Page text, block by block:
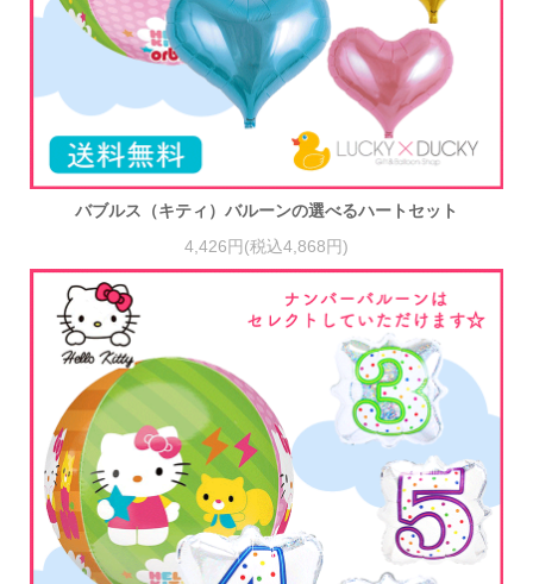
バブルス（キティ）バルーンの選べるハートセット
4,426円(税込4,868円)